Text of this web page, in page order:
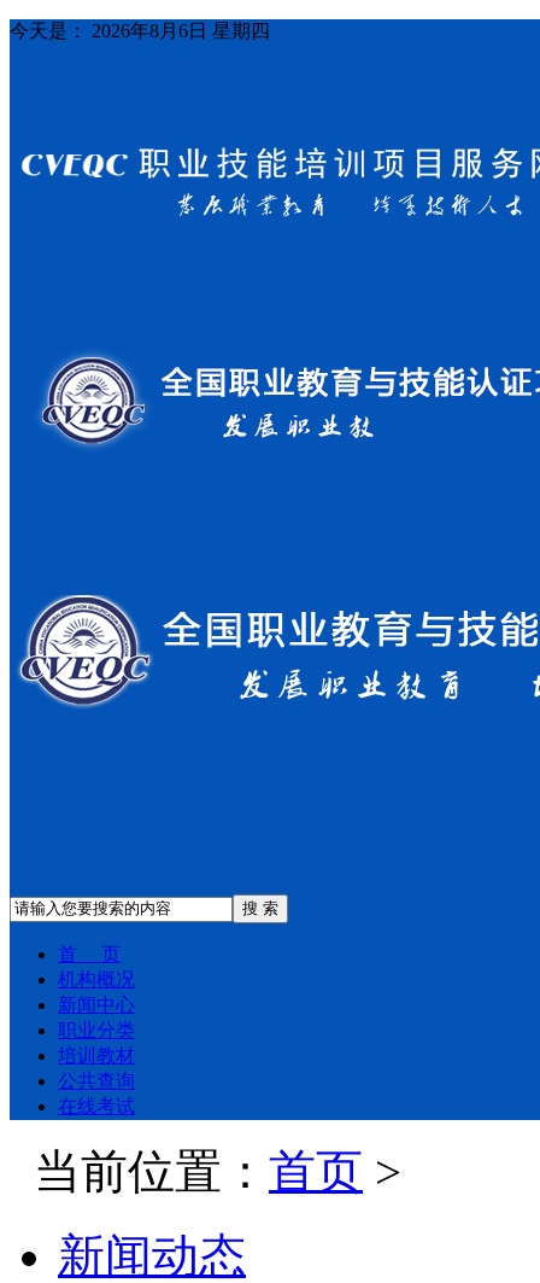
今天是： 2026年8月6日 星期四
搜 索
首 页
机构概况
新闻中心
职业分类
培训教材
公共查询
在线考试
当前位置： 首页 >
新闻动态